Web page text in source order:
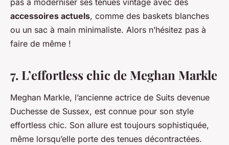
pas à moderniser ses tenues vintage avec des
accessoires actuels, comme des baskets blanches
ou un sac à main minimaliste. Alors n’hésitez pas à
faire de même !
7. L’effortless chic de Meghan Markle
Meghan Markle, l’ancienne actrice de Suits devenue
Duchesse de Sussex, est connue pour son style
effortless chic. Son allure est toujours sophistiquée,
même lorsqu’elle porte des tenues décontractées.